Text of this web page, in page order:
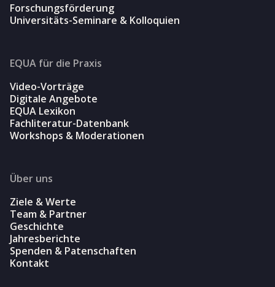
Forschungsförderung
Universitäts-Seminare & Kolloquien
EQUA für die Praxis
Video-Vorträge
Digitale Angebote
EQUA Lexikon
Fachliteratur-Datenbank
Workshops & Moderationen
Über uns
Ziele & Werte
Team & Partner
Geschichte
Jahresberichte
Spenden & Patenschaften
Kontakt